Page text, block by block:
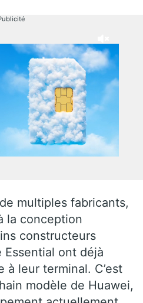
multiples fabricants,
la conception
constructeurs
Essential ont déjà
leur terminal. C’est
modèle de Huawei,